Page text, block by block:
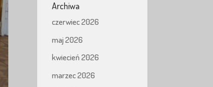
Archiwa
czerwiec 2026
maj 2026
kwiecień 2026
marzec 2026